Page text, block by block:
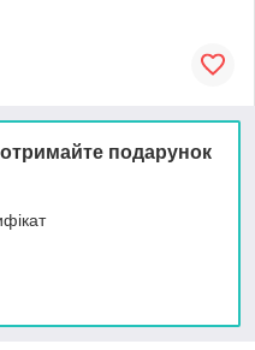
отримайте подарунок